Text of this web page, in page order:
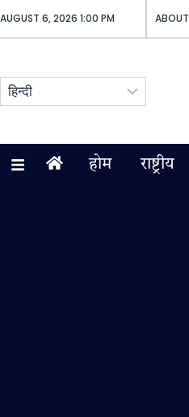
AUGUST 6, 2026 1:00 PM ABOUT
होम राष्ट्रीय